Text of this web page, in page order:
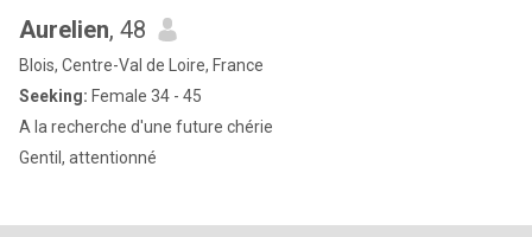
Aurelien, 48
Blois, Centre-Val de Loire, France
Seeking: Female 34 - 45
A la recherche d'une future chérie
Gentil, attentionné